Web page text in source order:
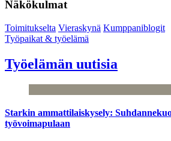
Näkökulmat
Toimitukselta Vieraskynä Kumppaniblogit
Työpaikat & työelämä
Työelämän uutisia
Starkin ammattilaiskysely:
työvoimapulaan